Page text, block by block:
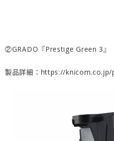
②GRADO『Prestige Green 3』
製品詳細： https://